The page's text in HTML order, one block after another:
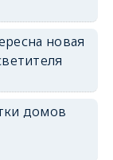
новая
домов